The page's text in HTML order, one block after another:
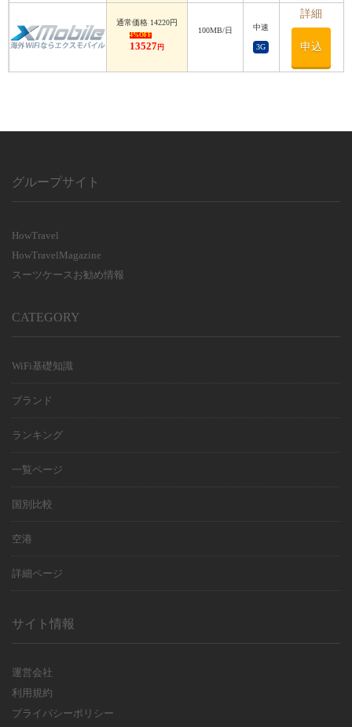
利用日数
通常価格 14220円
4%OFF
13527 円
100MB/日 中速
3G
詳細
申込
グループサイト
HowTravel
HowTravelMagazine
スーツケースお勧め情報
CATEGORY
WiFi基礎知識
ブランド
ランキング
一覧ページ
国別比較
空港
詳細ページ
サイト情報
運営会社
利用規約
プライバシーポリシー